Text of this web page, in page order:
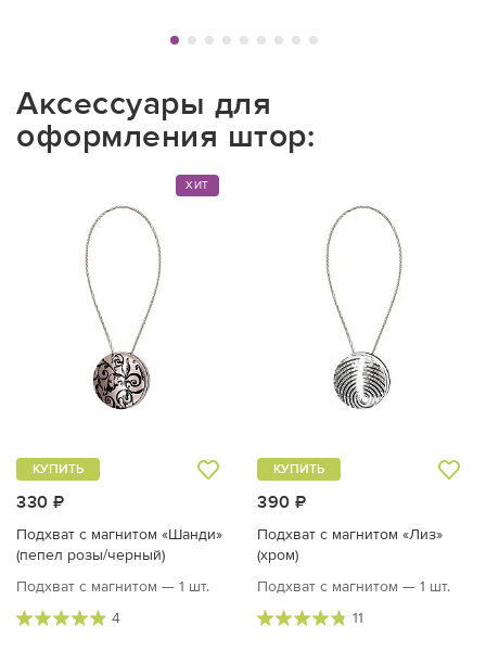
Аксессуары для
оформления штор:
ХИТ
330 ₽
КУПИТЬ
Подхват с магнитом «Шанди»
(пепел розы/черный)
Подхват с магнитом — 1 шт.
4
390 ₽
КУПИТЬ
Подхват с магнитом «Лиз»
(хром)
Подхват с магнитом — 1 шт.
11